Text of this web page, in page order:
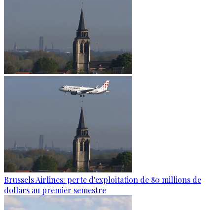
Brussels Airlines: perte d'exploitation de 80 millions de
dollars au premier semestre